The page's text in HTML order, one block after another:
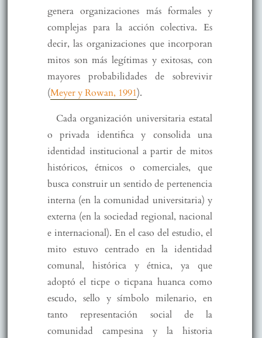
genera organizaciones más formales y
complejas para la acción colectiva. Es
decir, las organizaciones que incorporan
mitos son más legítimas y exitosas, con
mayores probabilidades de sobrevivir
(Meyer y Rowan, 1991).
Cada organización universitaria estatal
o privada identifica y consolida una
identidad institucional a partir de mitos
históricos, étnicos o comerciales, que
busca construir un sentido de pertenencia
interna (en la comunidad universitaria) y
externa (en la sociedad regional, nacional
e internacional). En el caso del estudio, el
mito estuvo centrado en la identidad
comunal, histórica y étnica, ya que
adoptó el ticpe o ticpana huanca como
escudo, sello y símbolo milenario, en
tanto representación social de la
comunidad campesina y la historia